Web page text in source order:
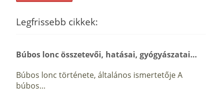
Legfrissebb cikkek:
Búbos lonc összetevői, hatásai, gyógyászatai…
Búbos lonc története, általános ismertetője A
búbos…